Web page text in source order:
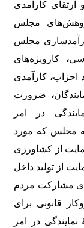
کارآمدی
مجلس
مجلس
، کارویژه‌های
احزاب، کارآمدی
، ضرورت
در امر
مجلس که مورد
از کشاورزی
از تولید داخل
مشارکت مردم
قانونی برای
نمایندگی در امر